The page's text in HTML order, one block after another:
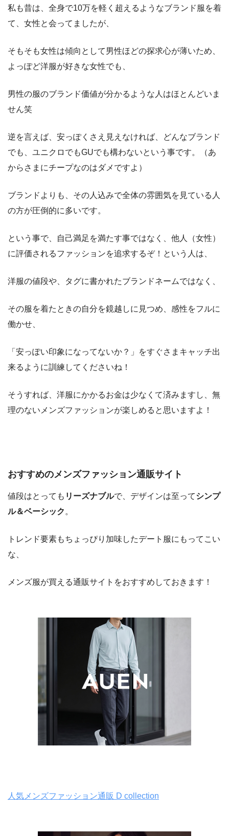
私も昔は、全身で10万を軽く超えるようなブランド服を着
て、女性と会ってましたが、
そもそも女性は傾向として男性ほどの探求心が薄いため、
よっぽど洋服が好きな女性でも、
男性の服のブランド価値が分かるような人はほとんどいま
せん笑
逆を言えば、安っぽくさえ見えなければ、どんなブランド
でも、ユニクロでもGUでも構わないという事です。（あ
からさまにチープなのはダメですよ）
ブランドよりも、その人込みで全体の雰囲気を見ている人
の方が圧倒的に多いです。
という事で、自己満足を満たす事ではなく、他人（女性）
に評価されるファッションを追求するぞ！という人は、
洋服の値段や、タグに書かれたブランドネームではなく、
その服を着たときの自分を鏡越しに見つめ、感性をフルに
働かせ、
「安っぽい印象になってないか？」をすぐさまキャッチ出
来るように訓練してくださいね！
そうすれば、洋服にかかるお金は少なくて済みますし、無
理のないメンズファッションが楽しめると思いますよ！
おすすめのメンズファッション通販サイト
値段はとっても リーズナブルで、デザインは至ってシンプ
ル＆ベーシック 。
トレンド要素もちょっぴり加味したデート服にもってこい
な、
メンズ服が買える通販サイトをおすすめしておきます！
人気メンズファッション通販 D collection